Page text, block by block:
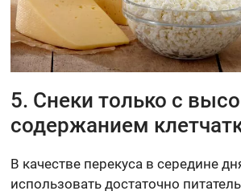
5. Снеки только с
содержанием
В качестве перекуса в середине
использовать достаточно